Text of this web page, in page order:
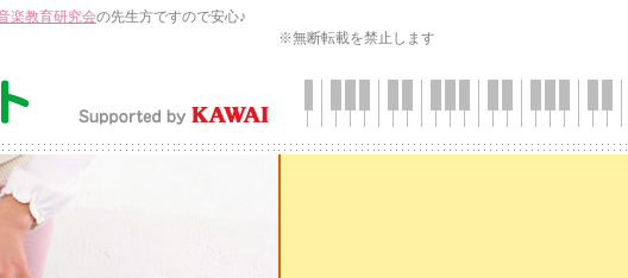
楽教育研究会の先生方ですので安心♪
※無断転載を禁止します